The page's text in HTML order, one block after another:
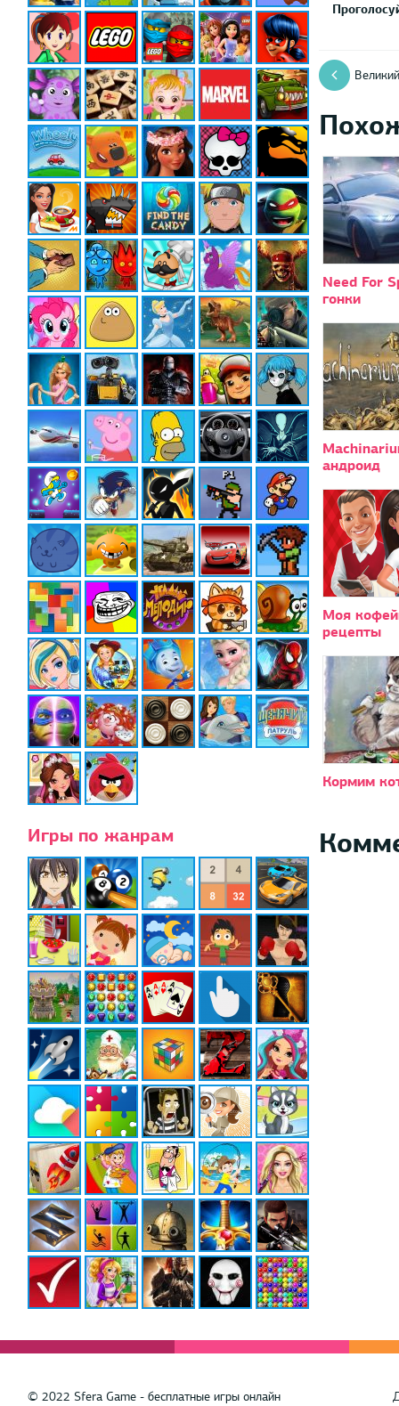
Игры по жанрам
Need For
гонки
андроид
Моя
рецепты
Кормим
© 2022 Sfera Game - бесплатные игры онлайн